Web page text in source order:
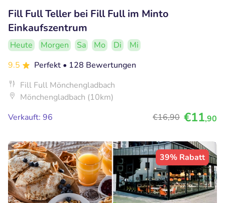
Fill Full Teller bei Fill Full im Minto
Einkaufszentrum
Heute Morgen Sa Mo Di
Mi
9.5
Perfekt • 128 Bewertungen
Fill Full Mönchengladbach
Mönchengladbach (10km)
Verkauft: 96
€16,90 €11,90
39% Rabatt